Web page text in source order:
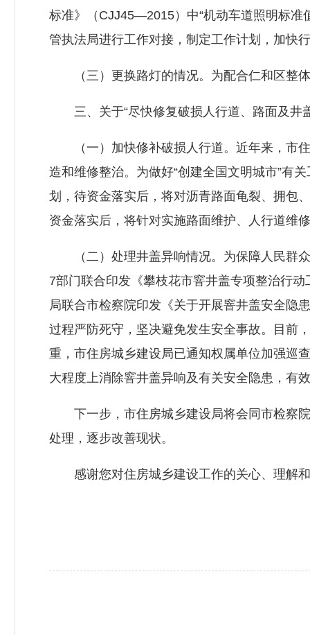
标准》（CJJ45—2015）中“机动车道照明标准
管执法局进行工作对接，制定工作计划，加快
（三）更换路灯的情况。为配合仁和区整
三、关于“尽快修复破损人行道、路面及井
（一）加快修补破损人行道。近年来，市
造和维修整治。为做好“创建全国文明城市”有
划，待资金落实后，将对沥青路面龟裂、拥包
资金落实后，将针对实施路面维护、人行道维
（二）处理井盖异响情况。为保障人民群众
7部门联合印发《攀枝花市窨井盖专项整治行
局联合市检察院印发《关于开展窨井盖安全隐
过程严防死守，坚决避免发生安全事故。目前
重，市住房城乡建设局已通知权属单位加强巡
大程度上消除窨井盖异响及有关安全隐患，有
下一步，市住房城乡建设局将会同市检察
处理，逐步改善现状。
感谢您对住房城乡建设工作的关心、理解